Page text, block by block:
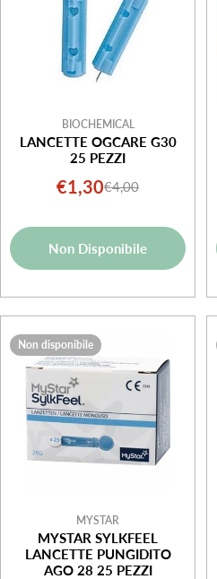
BIOCHEMICAL
LANCETTE OGCARE G30
25 PEZZI
Prezzo
vendita
€1,30Prezzo
€4,00
Non Disponibile
Non disponibile
MYSTAR
MYSTAR SYLKFEEL
LANCETTE PUNGIDITO
AGO 28 25 PEZZI